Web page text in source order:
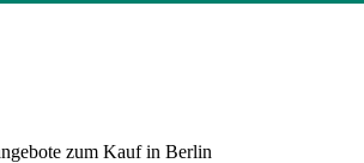
zum Kauf in Berlin